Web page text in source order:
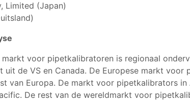
Limited (Japan)
voor pipetkalibratoren is regionaal
uit de VS en Canada. De Europese markt
van Europa. De markt voor pipetkalibrators
De rest van de wereldmarkt voor